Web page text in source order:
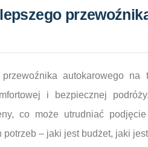
przewoźnika autokarowego
i bezpiecznej
co może utrudniać
– jaki jest budżet, jaki